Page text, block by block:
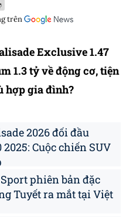
trên
Exclusive 1.47
1.3 tỷ về động cơ, tiện
hợp gia đình?
2026 đối đầu
Cuộc chiến SUV
phiên bản đặc
Tuyết ra mắt tại Việt